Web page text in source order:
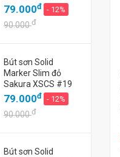
79.000đ - 12%
90.000đ
Bút sơn Solid
Marker Slim đỏ
Sakura XSCS #19
79.000đ - 12%
90.000đ
Bút sơn Solid